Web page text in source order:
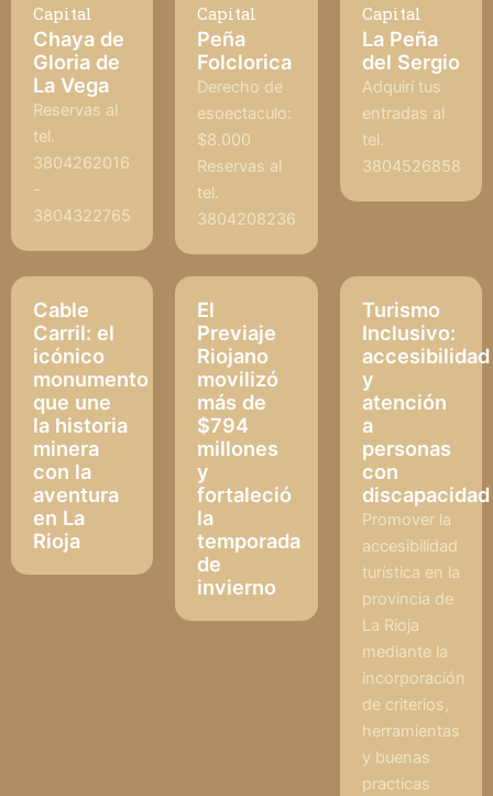
Capital
Chaya de
Gloria de
La Vega
Reservas al
tel.
3804262016
-
3804322765
Capital
Peña
Folclorica
Derecho de
esoectaculo:
$8.000
Reservas al
tel.
3804208236
Capital
La Peña
del Sergio
Adquirí tus
entradas al
tel.
3804526858
Cable
Carril: el
icónico
monumento
que une
la historia
minera
con la
aventura
en La
Rioja
El
Previaje
Riojano
movilizó
más de
$794
millones
y
fortaleció
la
temporada
de
invierno
Turismo
Inclusivo:
accesibilidad
y
atención
a
personas
con
discapacidad
Promover la
accesibilidad
turística en la
provincia de
La Rioja
mediante la
incorporación
de criterios,
herramientas
y buenas
practicas